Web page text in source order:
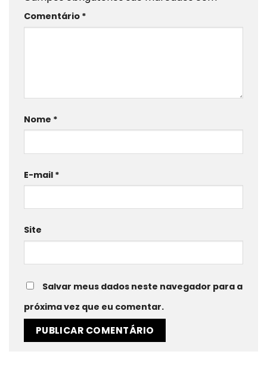
Comentário *
Nome *
E-mail *
Site
Salvar meus dados neste navegador para a
próxima vez que eu comentar.